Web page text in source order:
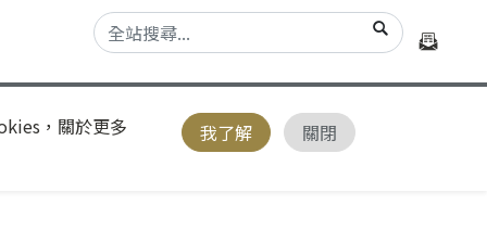
，關於更多 我了解 關閉